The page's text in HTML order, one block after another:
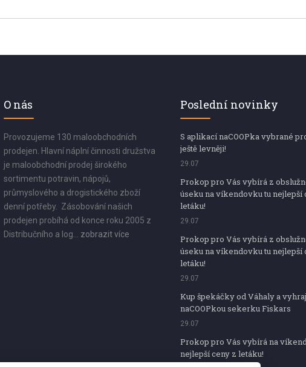
O nás
Provozujeme 130 maloobchodních
prodejen. Hlavní náplní činnosti družstva
je maloobchodní prodej širokého
sortimentu potravin, nápojů,
průmyslového a drogistického zboží
denní potřeby. Zásobování našich
prodejen probíhá od konce roku 2005 z
Distribučního a log... zobrazit více
Poslední novinky
S aplikací naCOOPka vybrané
ještě levněji!
29.07
Prokop pro Vás vybírá z
úseku na víkendovku tu nejlepší
letáku!
29.07
Prokop pro Vás vybírá z
úseku na víkendovku tu nejlepší
letáku!
29.07
Kup špekáčky od Váhaly a
naCOOPkou sekerku Fiskars
29.07
Prokop pro Vás vybírá na
nejlepší ceny z letáku!